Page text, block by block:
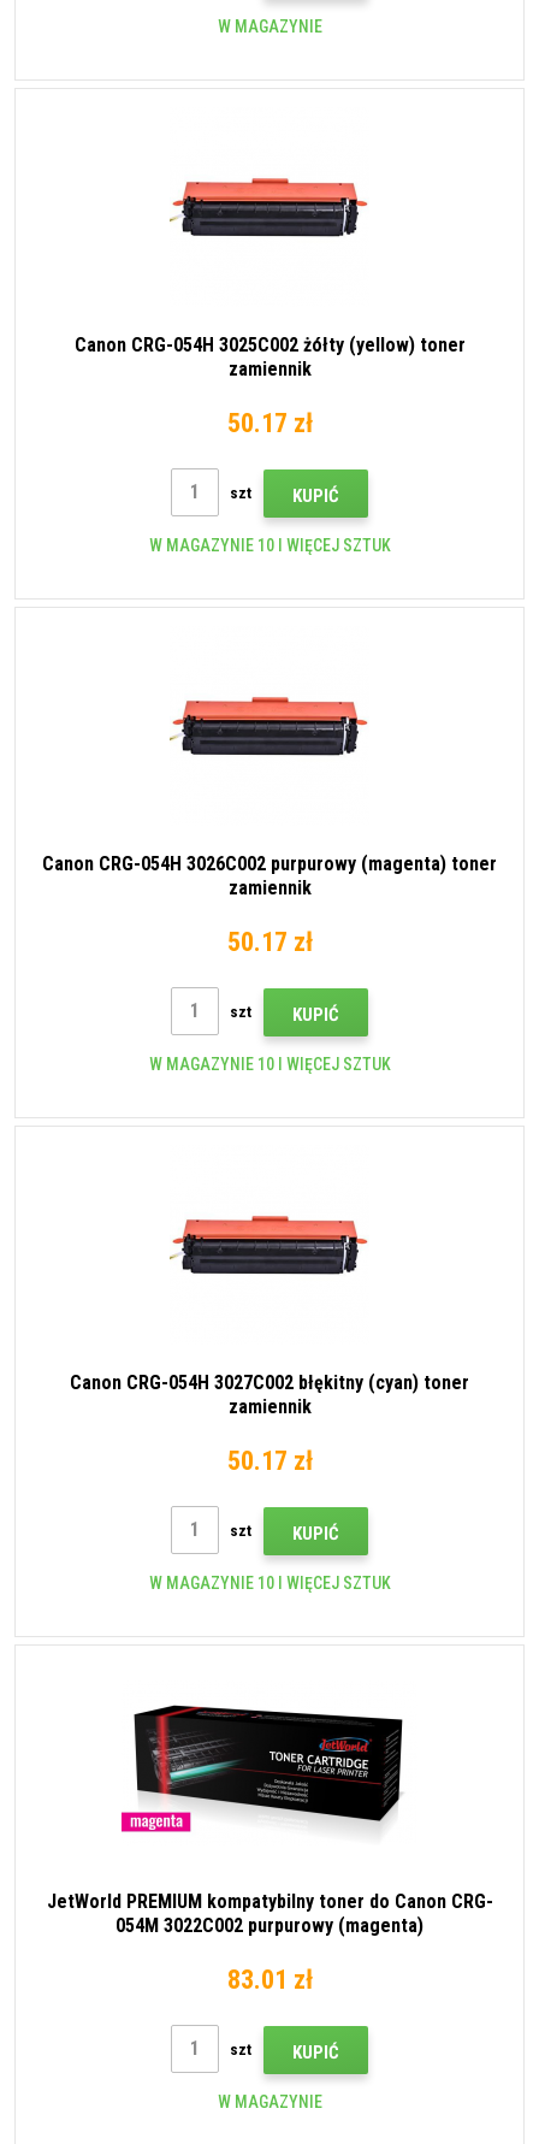
W MAGAZYNIE
Canon CRG-054H 3025C002 żółty (yellow) toner
zamiennik
50.17 zł
szt KUPIĆ
W MAGAZYNIE 10 I WIĘCEJ SZTUK
Canon CRG-054H 3026C002 purpurowy (magenta) toner
zamiennik
50.17 zł
szt KUPIĆ
W MAGAZYNIE 10 I WIĘCEJ SZTUK
Canon CRG-054H 3027C002 błękitny (cyan) toner
zamiennik
50.17 zł
szt KUPIĆ
W MAGAZYNIE 10 I WIĘCEJ SZTUK
JetWorld PREMIUM kompatybilny toner do Canon CRG-
054M 3022C002 purpurowy (magenta)
83.01 zł
szt KUPIĆ
W MAGAZYNIE